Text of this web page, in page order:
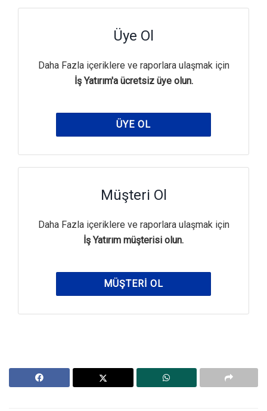
Üye Ol
Daha Fazla içeriklere ve raporlara ulaşmak için
İş Yatırım'a ücretsiz üye olun.
ÜYE OL
Müşteri Ol
Daha Fazla içeriklere ve raporlara ulaşmak için
İş Yatırım müşterisi olun.
MÜŞTERI OL